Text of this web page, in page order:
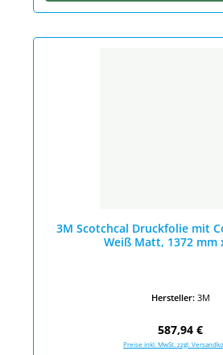
3M Scotchcal Druckfolie mit
Weiß Matt, 1372 mm
Hersteller: 3M
Regulärer
587,94 €
Preise inkl. MwSt. zzgl.